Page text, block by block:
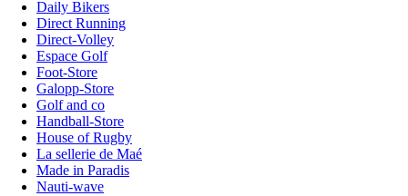
Daily Bikers
Direct Running
Direct-Volley
Espace Golf
Foot-Store
Galopp-Store
Golf and co
Handball-Store
House of Rugby
La sellerie de Maé
Made in Paradis
Nauti-wave